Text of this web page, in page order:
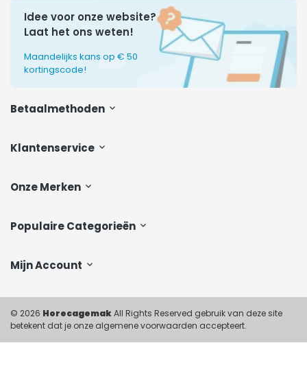
Klantenservice
Onze Merken
Populaire Categorieën
Mijn Account
Idee voor onze website?
Laat het ons weten!
Maandelijks kans op € 50
kortingscode!
Betaalmethoden
© 2026 HorecagemakAll Rights Reserved gebruik van deze site
betekent dat je onze algemene voorwaarden accepteert.